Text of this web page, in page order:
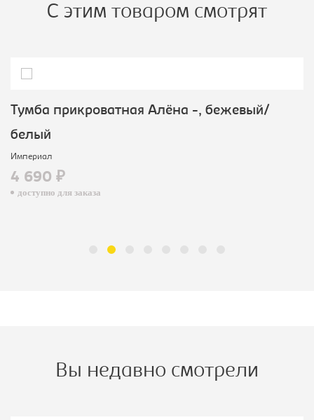
С этим товаром смотрят
Тумба прикроватная Алёна -, бежевый/
белый
Империал
4 690 ₽
доступно для заказа
Вы недавно смотрели